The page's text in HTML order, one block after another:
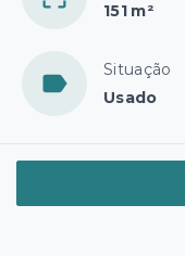
151 m²
Situação
Usado